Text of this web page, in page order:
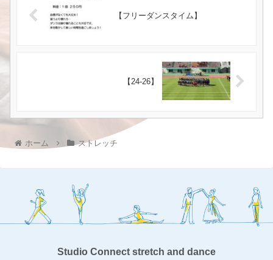
【フリーダンスタイム】
【24-26】
ホーム ストレッチ
Studio Connect stretch and dance